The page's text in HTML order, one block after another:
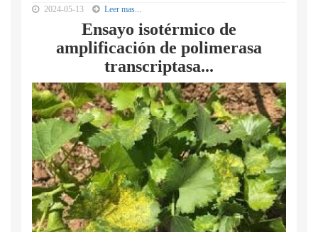
2024-05-13 Leer mas...
Ensayo isotérmico de
amplificación de polimerasa
transcriptasa...